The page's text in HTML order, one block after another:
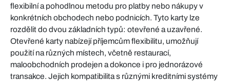
flexibilní a pohodlnou metodu pro platby nebo nákupy v
konkrétních obchodech nebo podnicích. Tyto karty lze
rozdělit do dvou základních typů: otevřené a uzavřené.
Otevřené karty nabízejí příjemcům flexibilitu, umožňují
použití na různých místech, včetně restaurací,
maloobchodních prodejen a dokonce i pro jednorázové
transakce. Jejich kompatibilita s různými kreditními systémy